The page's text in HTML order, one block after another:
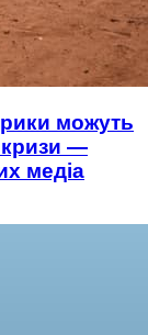
можуть
кризи —
медіа